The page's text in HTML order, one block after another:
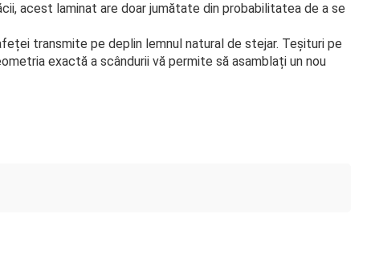
acest laminat are doar jumătate din probabilitatea de a se
transmite pe deplin lemnul natural de stejar. Teșituri pe
exactă a scândurii vă permite să asamblați un nou